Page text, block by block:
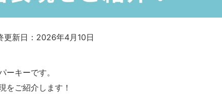
新日：2026年4月10日
ーキーです。
をご紹介します！